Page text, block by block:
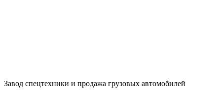
Завод спецтехники и продажа грузовых автомобилей